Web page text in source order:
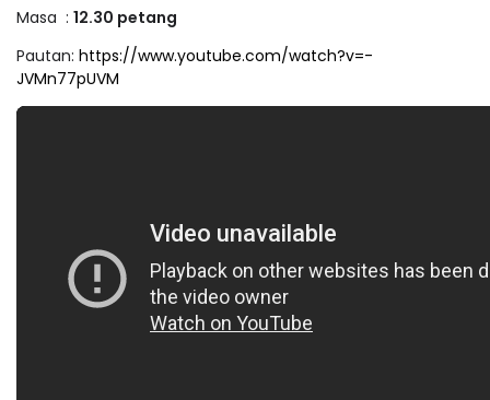
Masa : 12.30 petang
Pautan: https://www.youtube.com/watch?v=-
JVMn77pUVM